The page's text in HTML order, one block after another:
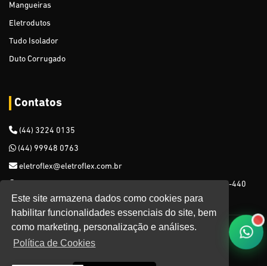
Este site armazena dados como cookies para
habilitar funcionalidades essenciais do site, bem
como marketing, personalização e análises.
Política de Cookies
Mangueiras Especiais para Gasolina
Cabo De Aço Revestido
Varal - 1,65 mm
Expositor Metálico para Mangueiras de Jardim - 200 ou 250
metros (Duplo)
Cipó Sintético (Junco Sintético)
Mangueira perfil Espaguete
Mangueiras
Eletrodutos
Tudo Isolador
Duto Corrugado
Contatos
(44) 3224 0135
(44) 99948 0763
eletroflex@eletroflex.com.br
Rua Castro Alves, 1486, Zona 06, Maringá - PR, CEP: 87015-440
Focus Publicidade Política de Privacidade